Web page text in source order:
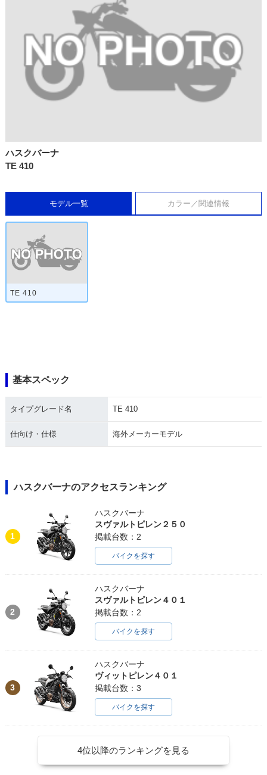
ハスクバーナ
TE 410
モデル一覧 カラー／関連情報
TE 410
基本スペック
タイプグレード名 TE 410
仕向け・仕様 海外メーカーモデル
ハスクバーナのアクセスランキング
1
ハスクバーナ
スヴァルトピレン２５０
掲載台数：2
バイクを探す
2
ハスクバーナ
スヴァルトピレン４０１
掲載台数：2
バイクを探す
3
ハスクバーナ
ヴィットピレン４０１
掲載台数：3
バイクを探す
4位以降のランキングを見る